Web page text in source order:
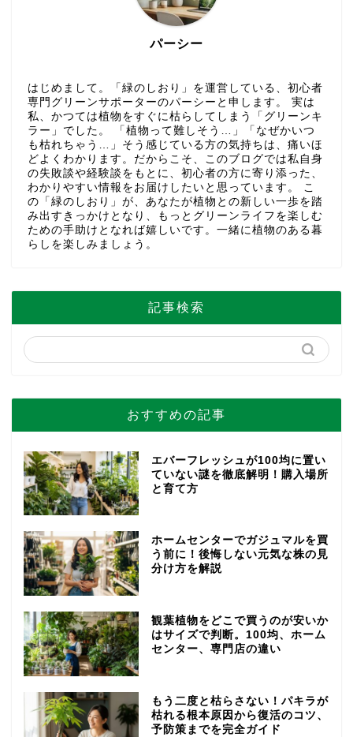
パーシー
はじめまして。「緑のしおり」を運営している、初心者
専門グリーンサポーターのパーシーと申します。 実は
私、かつては植物をすぐに枯らしてしまう「グリーンキ
ラー」でした。 「植物って難しそう…」「なぜかいつ
も枯れちゃう…」そう感じている方の気持ちは、痛いほ
どよくわかります。だからこそ、このブログでは私自身
の失敗談や経験談をもとに、初心者の方に寄り添った、
わかりやすい情報をお届けしたいと思っています。 こ
の「緑のしおり」が、あなたが植物との新しい一歩を踏
み出すきっかけとなり、もっとグリーンライフを楽しむ
ための手助けとなれば嬉しいです。一緒に植物のある暮
らしを楽しみましょう。
記事検索
おすすめの記事
エバーフレッシュが100均に置い
ていない謎を徹底解明！購入場所
と育て方
ホームセンターでガジュマルを買
う前に！後悔しない元気な株の見
分け方を解説
観葉植物をどこで買うのが安いか
はサイズで判断。100均、ホーム
センター、専門店の違い
もう二度と枯らさない！パキラが
枯れる根本原因から復活のコツ、
予防策までを完全ガイド